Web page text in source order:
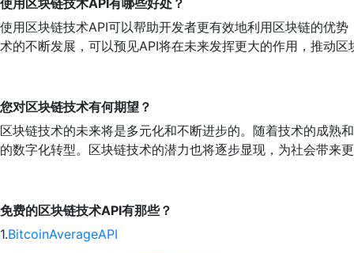
使用 区块链技术API有哪些好处？
使用区块链技术API可以帮助开发者更有效地利用区块链的优
术的不断发展，可以预见API将在未来发挥更大的作用，推动
您对区块链技术有何期望？
区块链技术的未来将是多元化和不断进步的。随着技术的成熟
的数字化转型。区块链技术的潜力也将逐步显现，为社会带来
免费的区块链技术API有那些？
1.BitcoinAverageAPI